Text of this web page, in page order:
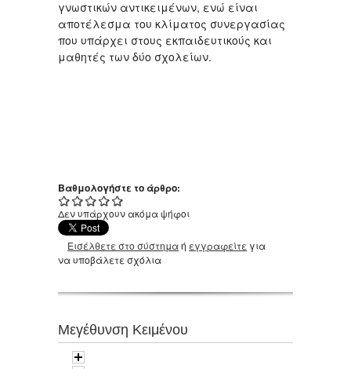
γνωστικών αντικειμένων, ενώ είναι
αποτέλεσμα του κλίματος συνεργασίας
που υπάρχει στους εκπαιδευτικούς και
μαθητές των δύο σχολείων.
Βαθμολογήστε το άρθρο:
Δεν υπάρχουν ακόμα ψήφοι
Εισέλθετε στο σύστημαή εγγραφείτε για
να υποβάλετε σχόλια
Μεγέθυνση Κειμένου